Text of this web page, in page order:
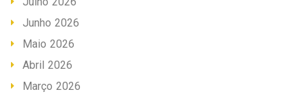
Junho 2026
Maio 2026
Abril 2026
Março 2026